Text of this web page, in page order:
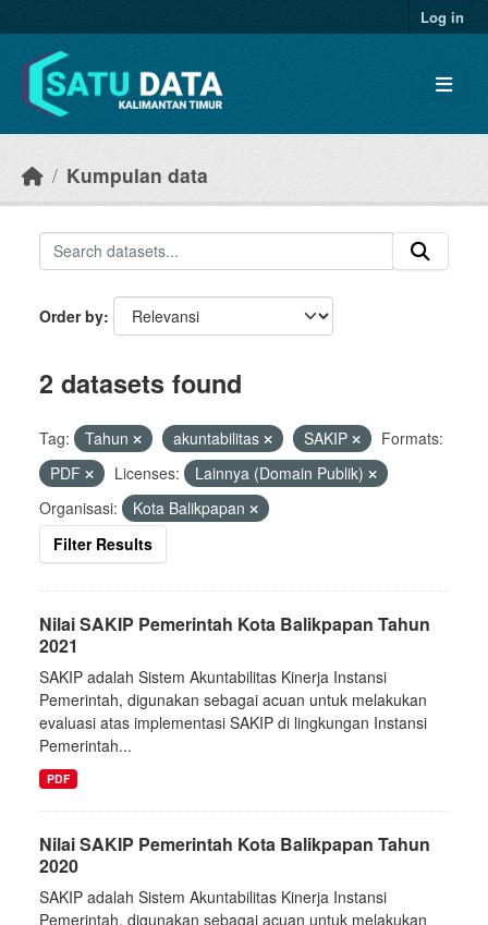
Log in
Kumpulan data
Order by
2 datasets found
Tag: Tahun akuntabilitas SAKIP
Formats:
PDF
Licenses:
Lainnya (Domain Publik)
Organisasi:
Kota Balikpapan
Filter Results
Nilai SAKIP Pemerintah Kota Balikpapan Tahun
2021
SAKIP adalah Sistem Akuntabilitas Kinerja Instansi
Pemerintah, digunakan sebagai acuan untuk melakukan
evaluasi atas implementasi SAKIP di lingkungan Instansi
Pemerintah...
PDF
Nilai SAKIP Pemerintah Kota Balikpapan Tahun
2020
SAKIP adalah Sistem Akuntabilitas Kinerja Instansi
Pemerintah, digunakan sebagai acuan untuk melakukan